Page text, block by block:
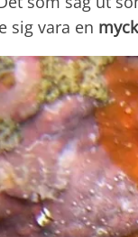
sig vara en